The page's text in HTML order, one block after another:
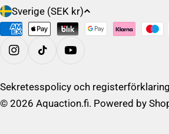
L
a
n
R
e
Sverige (SEK kr)
Betalningsalternativ
På Instagram
© 2026 Aquaction.fi. Powered by
Sekretesspolicy och registerförklaring